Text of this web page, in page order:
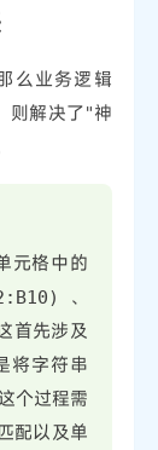
么业务逻辑
则解决了"神
元格中的
、
首先涉及
将字符串
个过程需
配以及单